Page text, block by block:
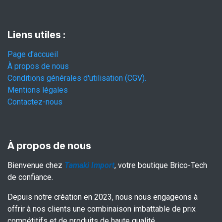
Liens utiles :
Page d'accueil
À propos de nous
Conditions générales d'utilisation (CGV).
Mentions légales
Contactez-nous
À propos de nous
Bienvenue chez Tamaki Import, votre boutique Brico-Tech
de confiance.
Depuis notre création en 2023, nous nous engageons à
offrir à nos clients une combinaison imbattable de prix